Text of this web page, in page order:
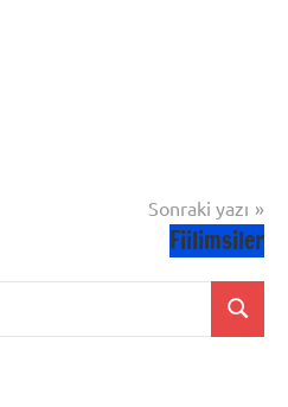
Sonraki yazı
Fiilimsiler
Ara